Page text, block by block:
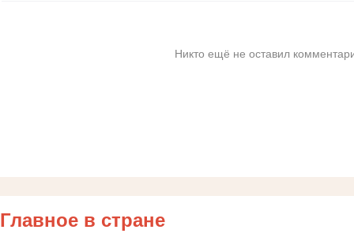
Никто ещё не оставил
Главное в стране